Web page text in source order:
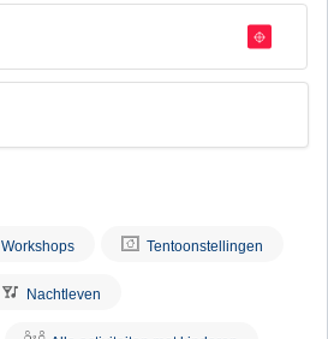
Workshops Tentoonstellingen
Nachtleven